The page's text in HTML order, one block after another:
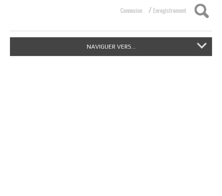
Connexion / Enregistrement
NAVIGUER VERS...